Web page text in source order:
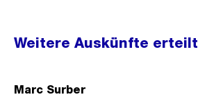
Weitere
Informationen
Weitere Auskünfte erteilt
Marc Surber